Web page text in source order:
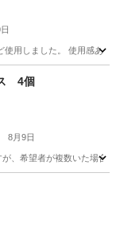
用しました。 使用感あ
4個
8月9日
、希望者が複数いた場